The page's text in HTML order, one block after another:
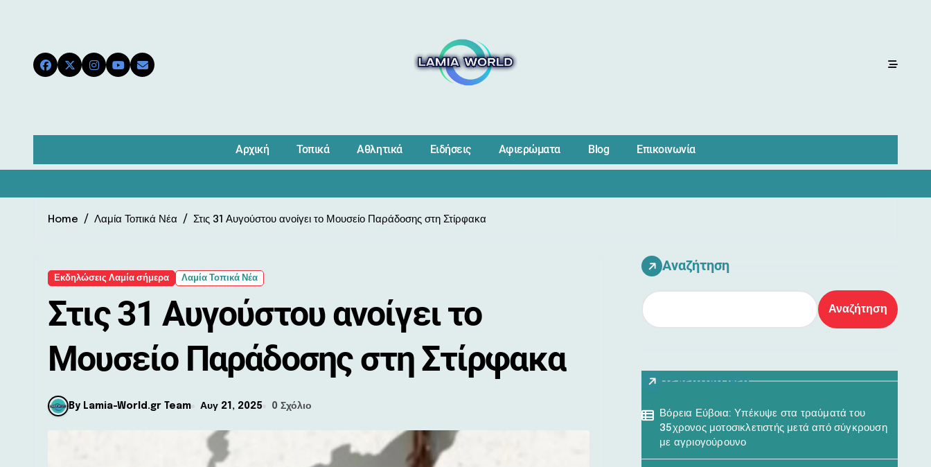
Αρχική Τοπικά Αθλητικά Ειδήσεις Αφιερώματα Blog Επικοινωνία
Home Λαμία Τοπικά Νέα Στις 31 Αυγούστου ανοίγει το Μουσείο Παράδοσης στη Στίρφακα
Εκδηλώσεις Λαμία σήμερα Λαμία Τοπικά Νέα
Στις 31 Αυγούστου ανοίγει το
Μουσείο Παράδοσης στη Στίρφακα
By Lamia-World.gr Team Αυγ 21, 2025 0 Σχόλιο
Αναζήτηση
Αναζήτηση
Τελευταία Νέα
Βόρεια Εύβοια: Υπέκυψε στα τραύματά του
35χρονος μοτοσικλετιστής μετά από σύγκρουση
με αγριογούρουνο